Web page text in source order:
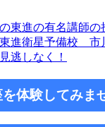
東進の有名講師
進衛星予備校 市
逃しなく！
体験してみま